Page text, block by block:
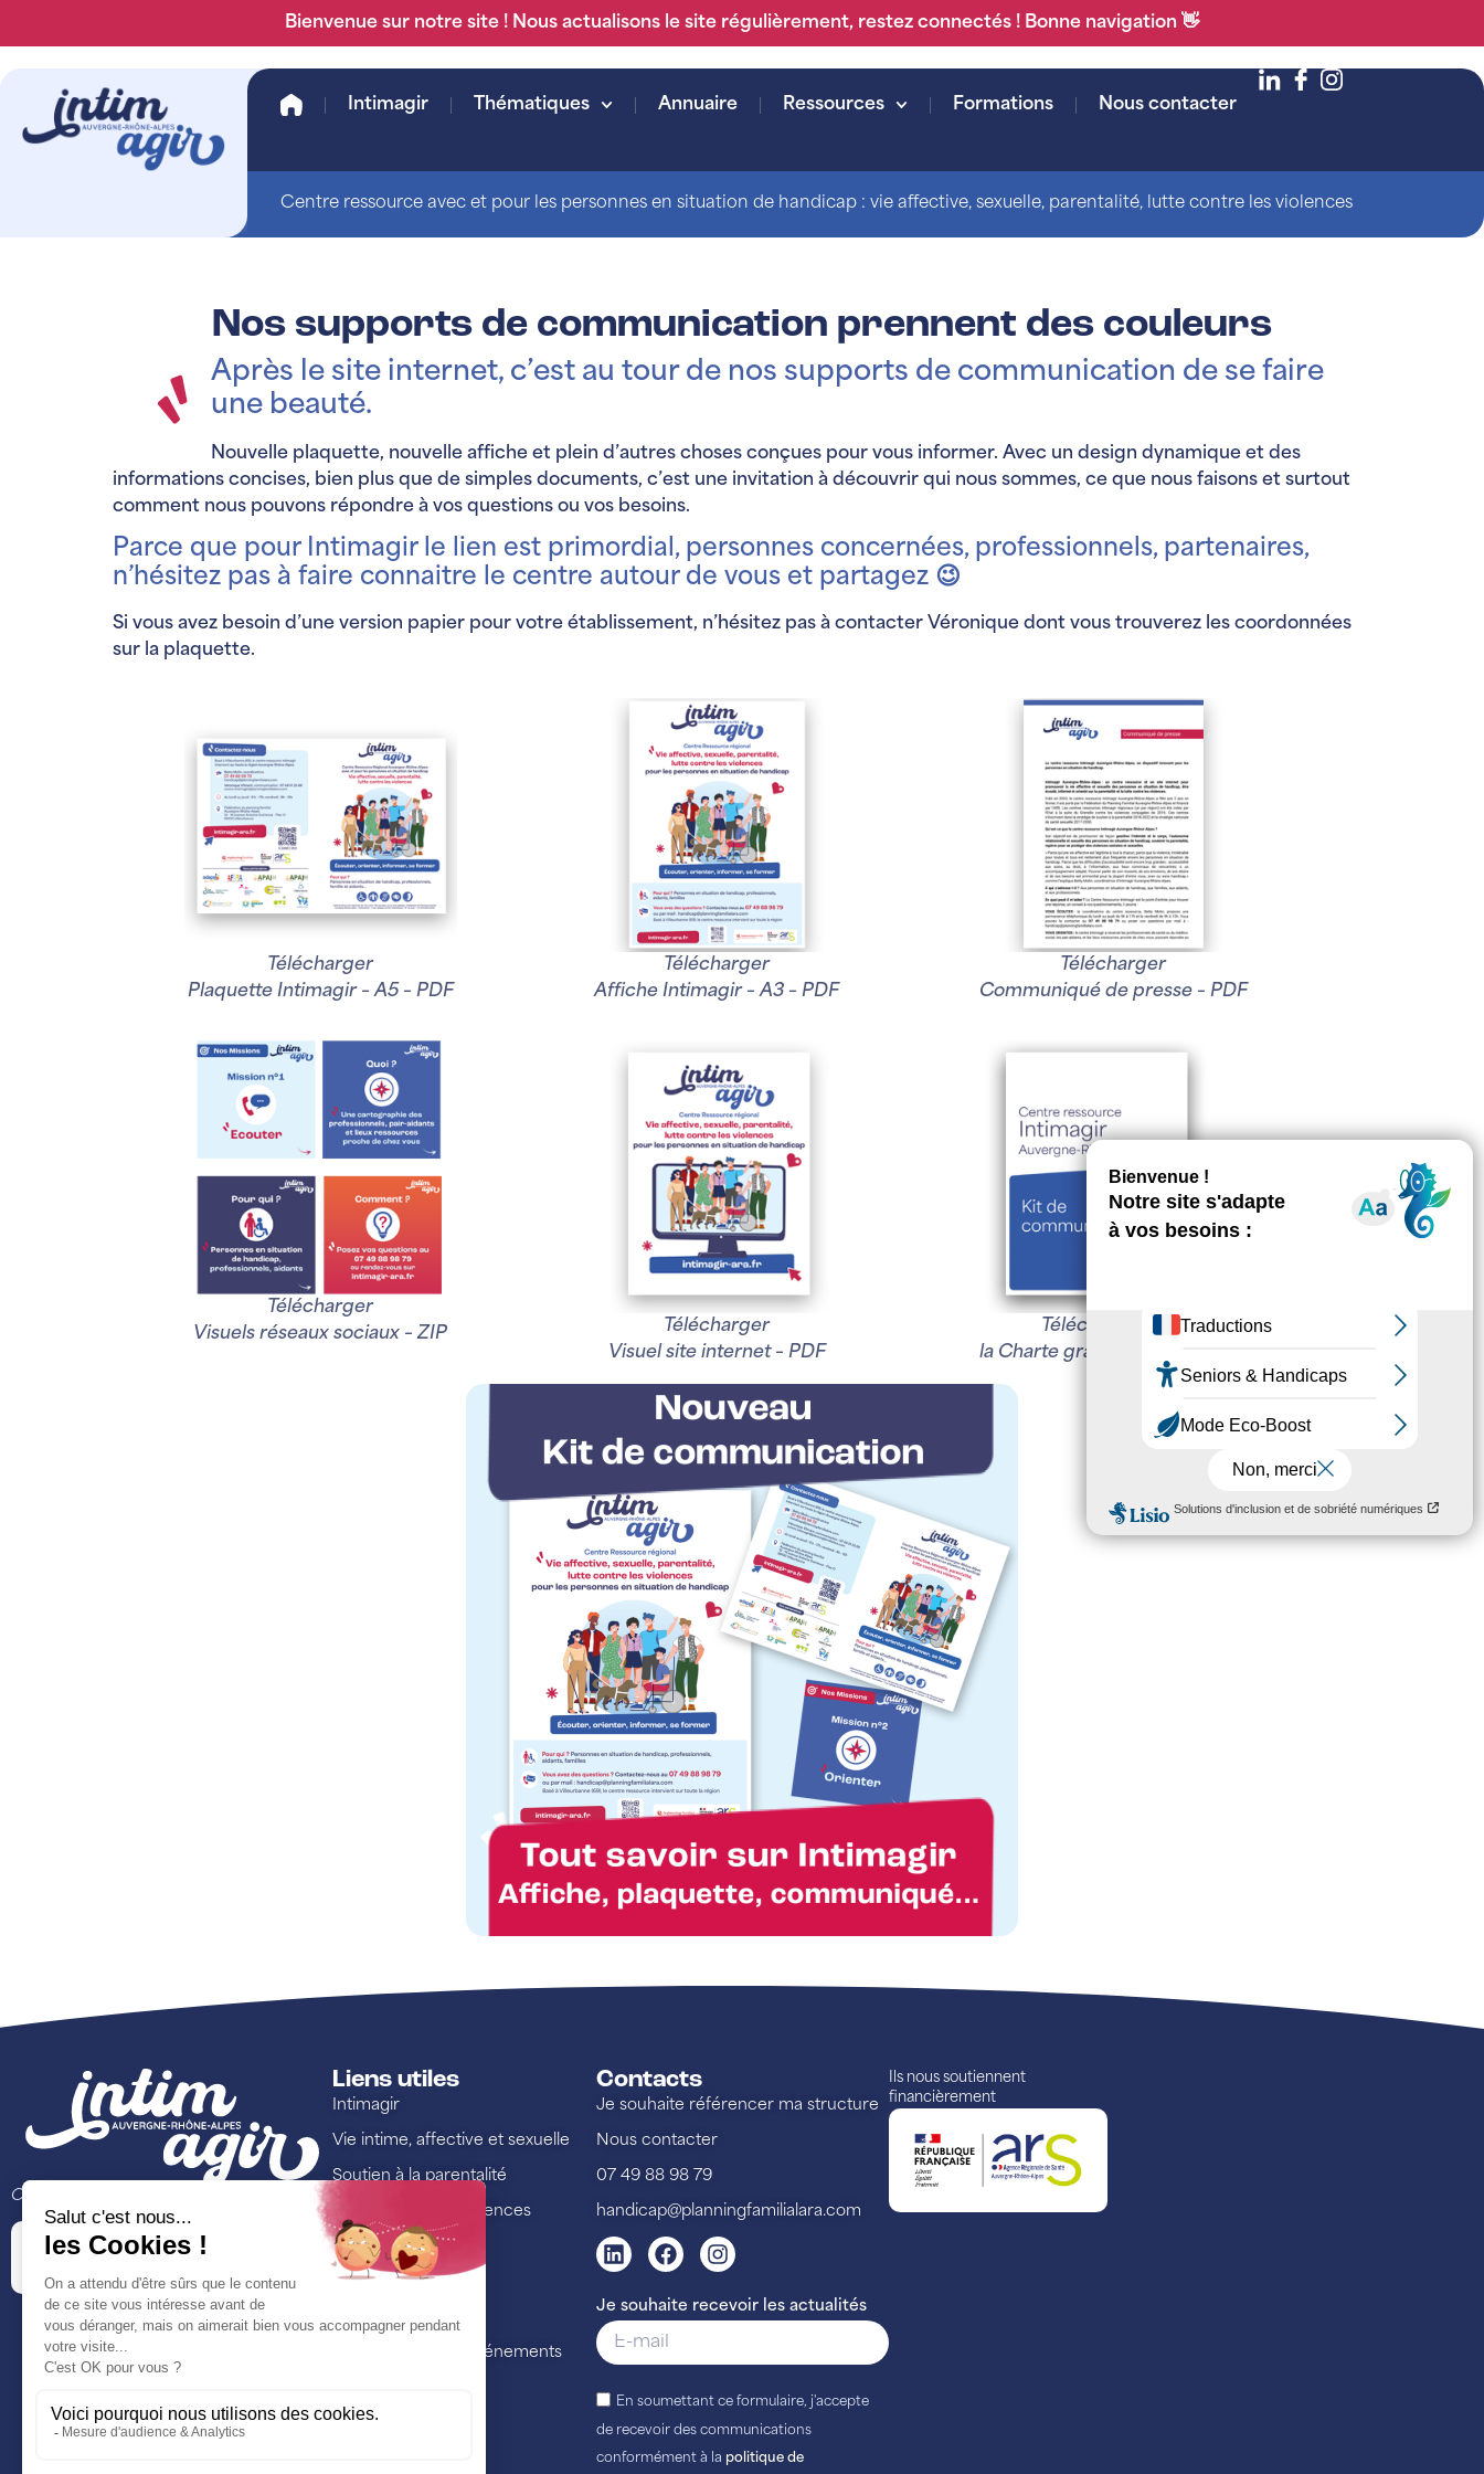
Bienvenue sur notre site ! Nous actualisons le site régulièrement, restez connectés ! Bonne navigation 👋
Intimagir Thématiques Annuaire Ressources Formations Nous contacter
Centre ressource avec et pour les personnes en situation de handicap : vie affective, sexuelle, parentalité, lutte contre les violences
Nos supports de communication prennent des couleurs
Après le site internet, c’est au tour de nos supports de communication de se faire
une beauté.
Nouvelle plaquette, nouvelle affiche et plein d’autres choses conçues pour vous informer. Avec un design dynamique et des
informations concises, bien plus que de simples documents, c’est une invitation à découvrir qui nous sommes, ce que nous faisons et surtout
comment nous pouvons répondre à vos questions ou vos besoins.
Parce que pour Intimagir le lien est primordial, personnes concernées, professionnels, partenaires,
n’hésitez pas à faire connaitre le centre autour de vous et partagez 😉
Si vous avez besoin d’une version papier pour votre établissement, n’hésitez pas à contacter Véronique dont vous trouverez les coordonnées
sur la plaquette.
Télécharger
Plaquette Intimagir – A5 – PDF
Télécharger
Affiche Intimagir – A3 – PDF
Télécharger
Communiqué de presse – PDF
Télécharger
Visuels réseaux sociaux – ZIP
Télécharger
Visuel site internet – PDF
Télécharger
la Charte graphique – PDF
Ce site est porté par
Liens utiles
Intimagir
Vie intime, affective et sexuelle
Soutien à la parentalité
Lutte contre les violences
Annuaire
Ressources
Nos actualités et événements
Contacts
Je souhaite référencer ma structure
Nous contacter
07 49 88 98 79
handicap@planningfamilialara.com
Je souhaite recevoir les actualités
En soumettant ce formulaire, j'accepte
de recevoir des communications
conformément à la politique de
Ils nous soutiennent
financièrement